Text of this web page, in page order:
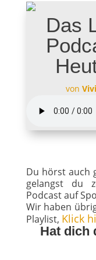
Das
von
Du hörst auch
gelangst du
Podcast auf
Wir haben
Playlist, Klick
Hat dich